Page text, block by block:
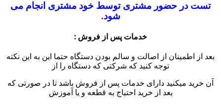
تست در حضور مشتری توسط خود مشتری انجام می
شود.
خدمات پس از فروش :
بعد از اطمینان از اصالت و سالم بودن دستگاه حتما این به این نکته
توجه کنید که شرکتی که دستگاه را از
آن خرید میکنید دارای خدمات پس از فروش باشد تا در صورتی که
بعد از خرید احتیاج به قطعه و یا آموزش